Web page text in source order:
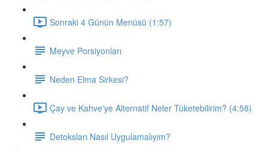
Sonraki 4 Günün Menüsü (1:57)
Meyve Porsiyonları
Neden Elma Sirkesi?
Çay ve Kahve'ye Alternatif Neler Tüketebilirim? (4:58)
Detoksları Nasıl Uygulamalıyım?